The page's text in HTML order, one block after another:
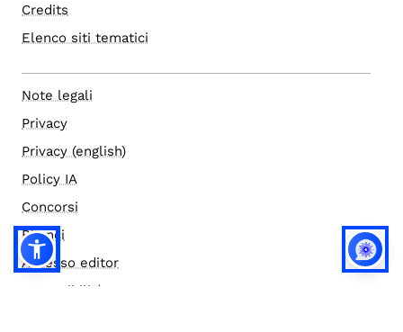
Credits
Elenco siti tematici
Note legali
Privacy
Privacy (english)
Policy IA
Concorsi
Bilanci
Accesso editor
Accessibilità